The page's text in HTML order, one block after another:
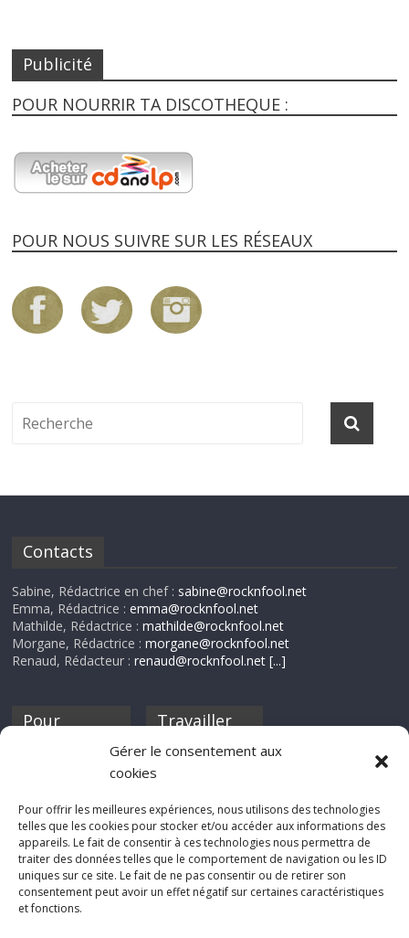
Gérer le consentement aux
cookies
Pour offrir les meilleures expériences, nous utilisons des technologies
telles que les cookies pour stocker et/ou accéder aux informations des
appareils. Le fait de consentir à ces technologies nous permettra de
traiter des données telles que le comportement de navigation ou les ID
uniques sur ce site. Le fait de ne pas consentir ou de retirer son
consentement peut avoir un effet négatif sur certaines caractéristiques
et fonctions.
Publicité
POUR NOURRIR TA DISCOTHEQUE :
POUR NOUS SUIVRE SUR LES RÉSEAUX
Contacts
Sabine, Rédactrice en chef : sabine@rocknfool.net
Emma, Rédactrice :emma@rocknfool.net
Mathilde, Rédactrice :mathilde@rocknfool.net
Morgane, Rédactrice :morgane@rocknfool.net
Renaud, Rédacteur :renaud@rocknfool.net [...]
Pour
discothèque
Travailler
Si tu souhaites
Rocknfool, n'hésite
pas à nous envoyer
tes chroniques de
concerts, de films,
séries ou des billets
d'humeur :